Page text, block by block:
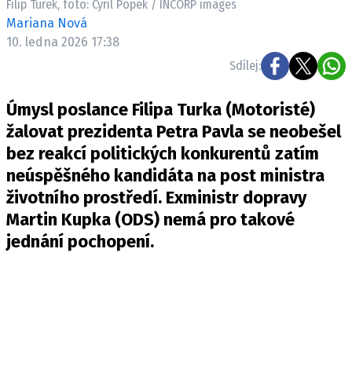
Filip Turek, foto: Cyril Popek / INCORP images
Mariana Nová
10. ledna 2026 17:38
Sdílej:
Úmysl poslance Filipa Turka (Motoristé)
žalovat prezidenta Petra Pavla se neobešel
bez reakcí politických konkurentů zatím
neúspěšného kandidáta na post ministra
životního prostředí. Exministr dopravy
Martin Kupka (ODS) nemá pro takové
jednání pochopení.